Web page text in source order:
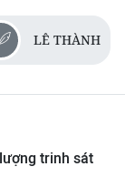
LÊ THÀNH
trinh sát